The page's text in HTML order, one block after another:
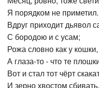
Я порядком не приметил.
Вдруг приходит дьявол
С бородою и с усам;
Рожа словно как у кошки,
А глаза-то - что те
Вот и стал тот чёрт
И зерно хвостом сбивать.